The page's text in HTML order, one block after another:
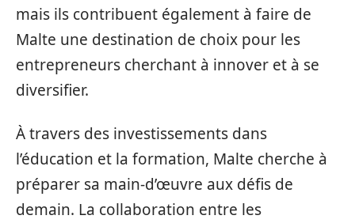
mais ils contribuent également à faire de
Malte une destination de choix pour les
entrepreneurs cherchant à innover et à se
diversifier.
À travers des investissements dans
l’éducation et la formation, Malte cherche à
préparer sa main-d’œuvre aux défis de
demain. La collaboration entre les